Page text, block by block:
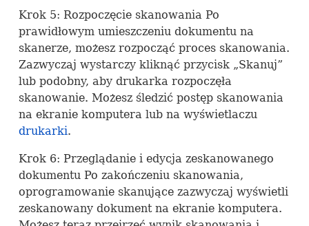
Krok 5: Rozpoczęcie skanowania Po
prawidłowym umieszczeniu dokumentu na
skanerze, możesz rozpocząć proces skanowania.
Zazwyczaj wystarczy kliknąć przycisk „Skanuj”
lub podobny, aby drukarka rozpoczęła
skanowanie. Możesz śledzić postęp skanowania
na ekranie komputera lub na wyświetlaczu
drukarki.
Krok 6: Przeglądanie i edycja zeskanowanego
dokumentu Po zakończeniu skanowania,
oprogramowanie skanujące zazwyczaj wyświetli
zeskanowany dokument na ekranie komputera.